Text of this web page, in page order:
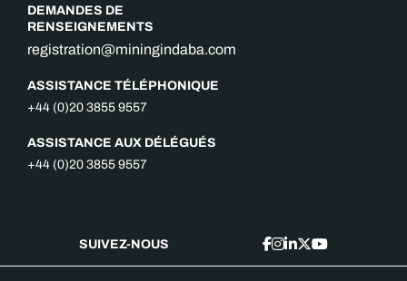
DEMANDES DE
RENSEIGNEMENTS
registration@miningindaba.com
ASSISTANCE TÉLÉPHONIQUE
+44 (0)20 3855 9557
ASSISTANCE AUX DÉLÉGUÉS
+44 (0)20 3855 9557
SUIVEZ-NOUS